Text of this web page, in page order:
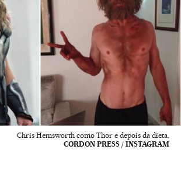
Chris Hemsworth como Thor e depois da dieta.
CORDON PRESS / INSTAGRAM